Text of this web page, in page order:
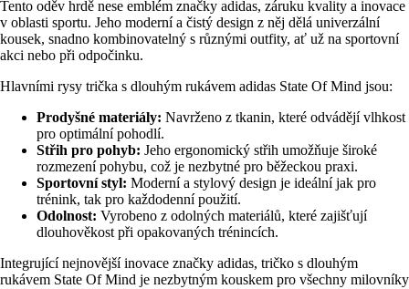
Tento oděv hrdě nese emblém značky adidas, záruku kvality a inovace
v oblasti sportu. Jeho moderní a čistý design z něj dělá univerzální
kousek, snadno kombinovatelný s různými outfity, ať už na sportovní
akci nebo při odpočinku.
Hlavními rysy trička s dlouhým rukávem adidas State Of Mind jsou:
Prodyšné materiály: Navrženo z tkanin, které odvádějí vlhkost
pro optimální pohodlí.
Střih pro pohyb: Jeho ergonomický střih umožňuje široké
rozmezení pohybu, což je nezbytné pro běžeckou praxi.
Sportovní styl: Moderní a stylový design je ideální jak pro
trénink, tak pro každodenní použití.
Odolnost: Vyrobeno z odolných materiálů, které zajišťují
dlouhověkost při opakovaných trénincích.
Integrující nejnovější inovace značky adidas, tričko s dlouhým
rukávem State Of Mind je nezbytným kouskem pro všechny milovníky